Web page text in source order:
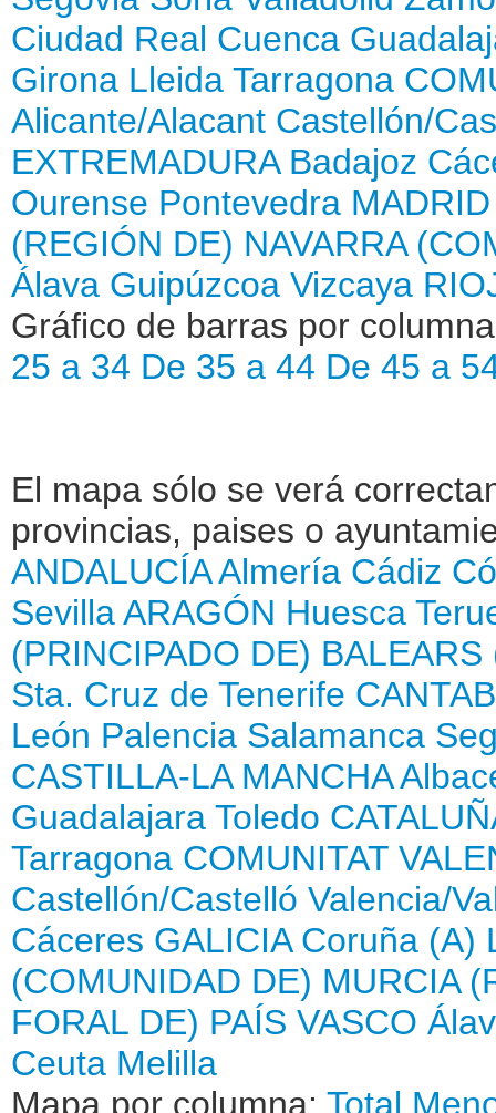
Ciudad Real Cuenca
Girona Lleida Tarragona
Alicante/Alacant Castellón/
EXTREMADURA Badajoz
Ourense Pontevedra
(REGIÓN DE) NAVARRA
Álava Guipúzcoa Vizcaya
Gráfico de barras por
25 a 34 De 35 a 44 De 45 a
El mapa sólo se verá
provincias, paises o
ANDALUCÍAAlmería Cádiz
SevillaARAGÓN Huesca
(PRINCIPADO DE) BALEARS
Sta. Cruz de Tenerife
León Palencia Salamanca
CASTILLA-LA MANCHA
Guadalajara Toledo
Tarragona COMUNITAT
Castellón/Castelló Valencia/
Cáceres GALICIA Coruña (A)
(COMUNIDAD DE) MURCIA
FORAL DE) PAÍS VASCO
Ceuta Melilla
Mapa por columna: Total